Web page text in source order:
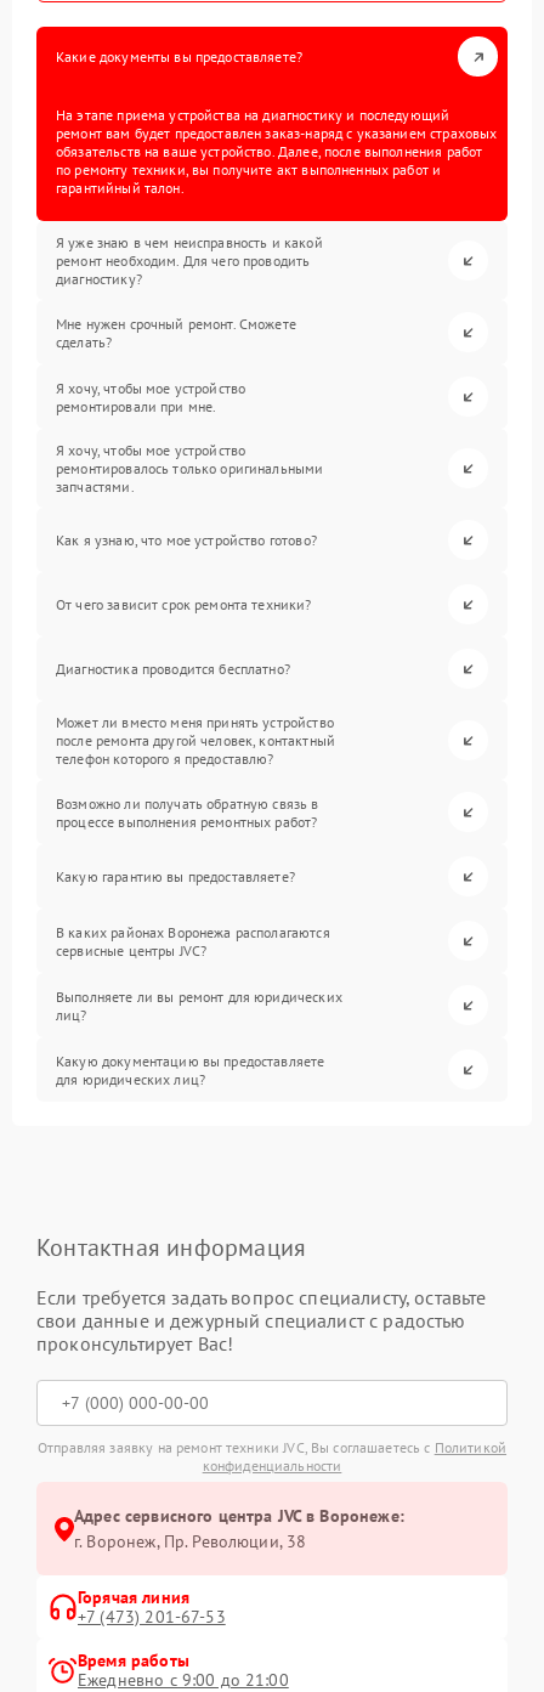
Какие документы вы предоставляете?
На этапе приема устройства на диагностику и последующий
ремонт вам будет предоставлен заказ-наряд с указанием страховых
обязательств на ваше устройство. Далее, после выполнения работ
по ремонту техники, вы получите акт выполненных работ и
гарантийный талон.
Я уже знаю в чем неисправность и какой
ремонт необходим. Для чего проводить
диагностику?
Мне нужен срочный ремонт. Сможете
сделать?
Я хочу, чтобы мое устройство
ремонтировали при мне.
Я хочу, чтобы мое устройство
ремонтировалось только оригинальными
запчастями.
Как я узнаю, что мое устройство готово?
От чего зависит срок ремонта техники?
Диагностика проводится бесплатно?
Может ли вместо меня принять устройство
после ремонта другой человек, контактный
телефон которого я предоставлю?
Возможно ли получать обратную связь в
процессе выполнения ремонтных работ?
Какую гарантию вы предоставляете?
В каких районах Воронежа располагаются
сервисные центры JVC?
Выполняете ли вы ремонт для юридических
лиц?
Какую документацию вы предоставляете
для юридических лиц?
Контактная информация
Если требуется задать вопрос специалисту, оставьте
свои данные и дежурный специалист с радостью
проконсультирует Вас!
Отправляя заявку на ремонт техники JVC, Вы соглашаетесь с Политикой
конфиденциальности
Адрес сервисного центра JVC в Воронеже:
г. Воронеж, Пр. Революции, 38
Горячая линия
+7 (473) 201-67-53
Время работы
Ежедневно с 9:00 до 21:00